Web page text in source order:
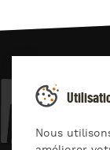
JAZZ4
Nous